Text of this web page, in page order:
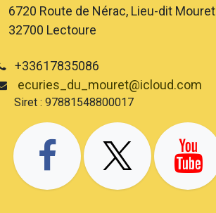
6720 Route de Nérac, Lieu-dit Mouret
32700 Lectoure
+33617835086
ecuries_du_mouret@icloud.com
Siret : 97881548800017